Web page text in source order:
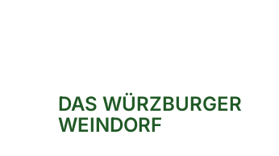
DAS WÜRZBURGER
WEINDORF